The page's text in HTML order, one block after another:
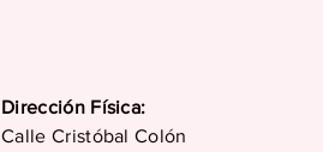
Dirección Física:
Calle Cristóbal Colón